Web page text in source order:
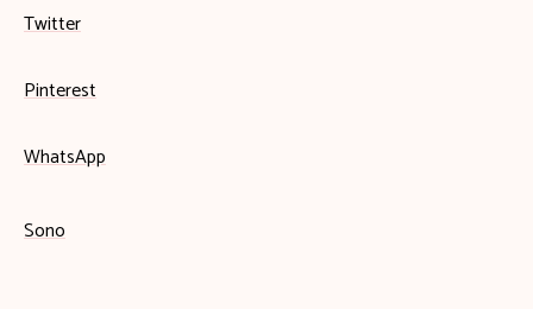
Twitter
Pinterest
WhatsApp
Sono